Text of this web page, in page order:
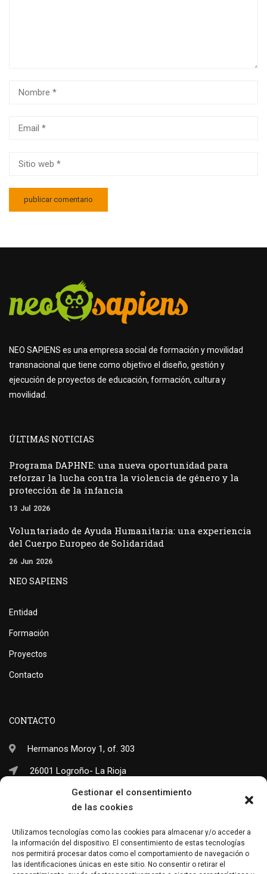
Gestionar el consentimiento
de las cookies
Utilizamos tecnologías como las cookies para almacenar y/o acceder a
la información del dispositivo. El consentimiento de estas tecnologías
nos permitirá procesar datos como el comportamiento de navegación o
las identificaciones únicas en este sitio. No consentir o retirar el
NEO SAPIENS es una empresa social de formación y movilidad
transnacional que tiene como objetivo el diseño, gestión y
ejecución de proyectos de educación, formación, cultura y
movilidad.
ÚLTIMAS NOTICIAS
Programa DAPHNE: una nueva oportunidad para
reforzar la lucha contra la violencia de género y la
protección de la infancia
13 Jul 2026
Voluntariado de Ayuda Humanitaria: una experiencia
del Cuerpo Europeo de Solidaridad
26 Jun 2026
NEO SAPIENS
Entidad
Formación
Proyectos
Contacto
CONTACTO
Hermanos Moroy 1, of. 303
26001 Logroño- La Rioja
(+34) 941 703 245
FacebookTwitterInstagram